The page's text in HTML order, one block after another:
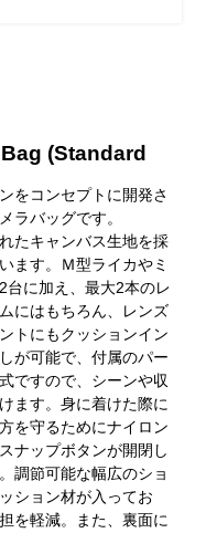
(Standard
をコンセプトに開発さ
ラバッグです。
たキャンバス生地を採
ます。Ｍ型ライカやミ
台に加え、最大2本のレ
にはもちろん、レンズ
トにもクッションイン
が可能で、付属のパー
ですので、シーンや収
ます。身に着けた際に
を守るためにナイロン
ナップボタンが開閉し
調節可能な幅広のショ
ション材が入ってお
を軽減。また、裏面に